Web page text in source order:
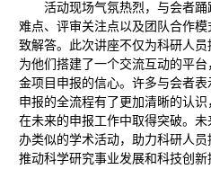
活动现场气氛热烈，与会者
难点、评审关注点以及团队合作
致解答。此次讲座不仅为科研人
为他们搭建了一个交流互动的平
金项目申报的信心。许多与会者
申报的全流程有了更加清晰的认
在未来的申报工作中取得突破。
办类似的学术活动，助力科研人
推动科学研究事业发展和科技创新